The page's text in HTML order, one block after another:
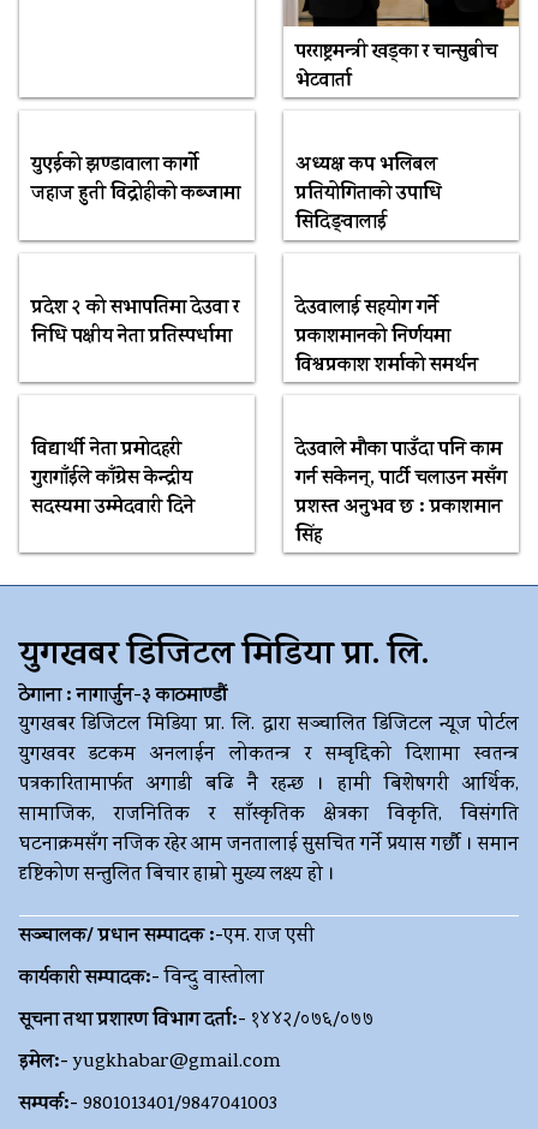
परराष्ट्रमन्त्री खड्का र चान्सुबीच
भेटवार्ता
युएईको झण्डावाला कार्गो
जहाज हुती विद्रोहीको कब्जामा
अध्यक्ष कप भलिबल
प्रतियोगिताको उपाधि
सिदिङ्वालाई
प्रदेश २ को सभापतिमा देउवा र
निधि पक्षीय नेता प्रतिस्पर्धामा
देउवालाई सहयोग गर्ने
प्रकाशमानको निर्णयमा
विश्वप्रकाश शर्माको समर्थन
विद्यार्थी नेता प्रमोदहरी
गुरागाँईले काँग्रेस केन्द्रीय
सदस्यमा उम्मेदवारी दिने
देउवाले मौका पाउँदा पनि काम
गर्न सकेनन्, पार्टी चलाउन मसँग
प्रशस्त अनुभव छ : प्रकाशमान
सिंह
युगखबर डिजिटल मिडिया प्रा. लि.
ठेगाना : नागार्जुन-३ काठमाण्डौं
युगखबर डिजिटल मिडिया प्रा. लि. द्धारा सञ्चालित डिजिटल न्यूज पोर्टल
युगखवर डटकम अनलाईन लोकतन्त्र र सम्बृद्दिको दिशामा स्वतन्त्र
पत्रकारितामार्फत अगाडी बढि नै रहन्छ । हामी बिशेषगरी आर्थिक,
सामाजिक, राजनितिक र साँस्कृतिक क्षेत्रका विकृति, विसंगति
घटनाक्रमसँग नजिक रहेर आम जनतालाई सुसचित गर्ने प्रयास गर्छौ । समान
दृष्टिकोण सन्तुलित बिचार हाम्रो मुख्य लक्ष्य हो ।
सञ्चालक/ प्रधान सम्पादक :-एम. राज एसी
कार्यकारी सम्पादक:-विन्दु वास्तोला
सूचना तथा प्रशारण विभाग दर्ता:- १४४२/०७६/०७७
इमेल:- yugkhabar@gmail.com
सम्पर्क:- 9801013401/9847041003